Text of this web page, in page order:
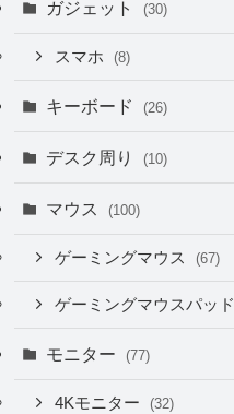
ガジェット (30)
スマホ (8)
キーボード (26)
デスク周り (10)
マウス (100)
ゲーミングマウス (67)
ゲーミングマウスパッド
モニター (77)
4Kモニター (32)